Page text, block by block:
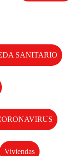
SANITARIO
Viviendas